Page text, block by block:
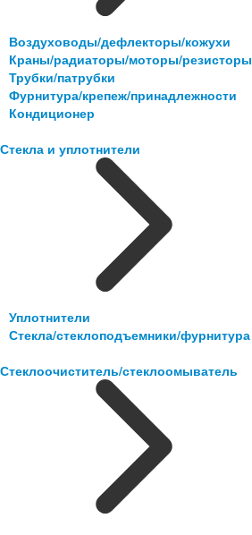
Воздуховоды/дефлекторы/кожухи
Краны/радиаторы/моторы/резисторы
Трубки/патрубки
Фурнитура/крепеж/принадлежности
Кондиционер
Стекла и уплотнители
Уплотнители
Стекла/стеклоподъемники/фурнитура
Стеклоочиститель/стеклоомыватель